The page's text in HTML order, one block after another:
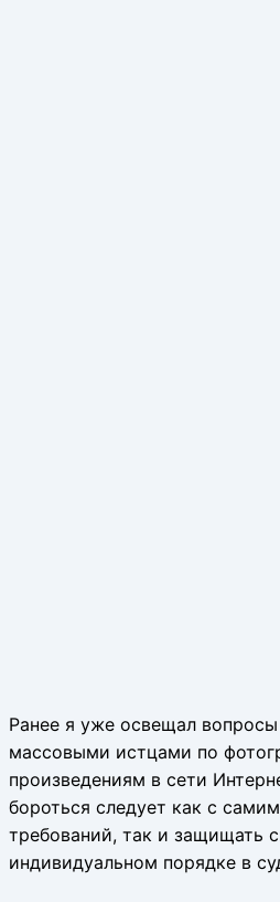
Ранее я уже освещал
массовыми истцами по
произведениям в сети
бороться следует как с
требований, так и защищать
индивидуальном порядке в